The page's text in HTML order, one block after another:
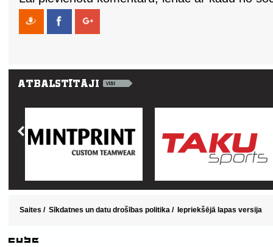
Saites / Sīkdatnes un datu drošības politika / Iepriekšējā lapas versija